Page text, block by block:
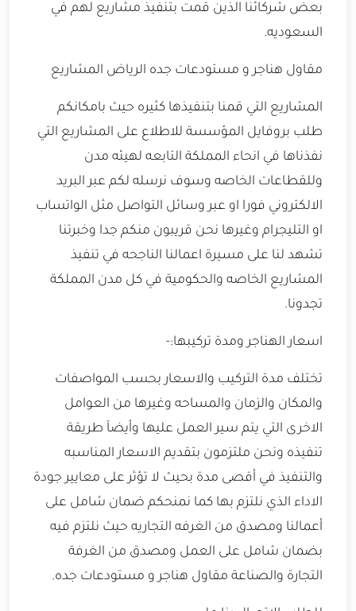
بعض شركائنا الذين قمت بتنفيذ مشاريع لهم في
السعوديه.
مقاول هناجر و مستودعات جده الرياض المشاريع
المشاريع التي قمنا بتنفيذها كثيره حيث بامكانكم
طلب بروفايل المؤسسة للاطلاع على المشاريع التي
نفذناها في انحاء المملكة التابعه لهيئه مدن
وللقطاعات الخاصه وسوف نرسله لكم عبر البريد
الالكتروني فورا او عبر وسائل التواصل مثل الواتساب
او التليجرام وغيرها نحن قريبون منكم جدا وخبرتنا
تشهد لنا على مسيرة اعمالنا الناجحه في تنفيذ
المشاريع الخاصه والحكومية في كل مدن المملكة
تجدونا.
اسعار الهناجر ومدة تركيبها:-
تختلف مدة التركيب والاسعار بحسب المواصفات
والمكان والزمان والمساحه وغيرها من العوامل
الاخرى التي يتم سير العمل عليها وأيضآ طريقة
تنفيذه ونحن ملتزمون بتقديم الاسعار المناسبه
والتنفيذ في أقصى مدة بحيث لا تؤثر على معايير جودة
الاداء الذي نلتزم بها كما نمنحكم ضمان شامل على
أعمالنا ومصدق من الغرفه التجاريه حيث نلتزم فيه
بضمان شامل على العمل ومصدق من الغرفة
التجارة والصناعة مقاول هناجر و مستودعات جده.